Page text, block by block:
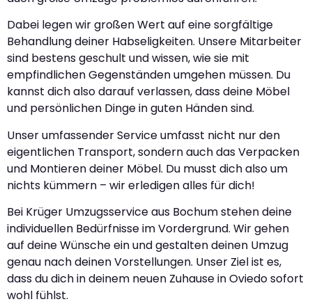
Dabei legen wir großen Wert auf eine sorgfältige
Behandlung deiner Habseligkeiten. Unsere Mitarbeiter
sind bestens geschult und wissen, wie sie mit
empfindlichen Gegenständen umgehen müssen. Du
kannst dich also darauf verlassen, dass deine Möbel
und persönlichen Dinge in guten Händen sind.
Unser umfassender Service umfasst nicht nur den
eigentlichen Transport, sondern auch das Verpacken
und Montieren deiner Möbel. Du musst dich also um
nichts kümmern – wir erledigen alles für dich!
Bei Krüger Umzugsservice aus Bochum stehen deine
individuellen Bedürfnisse im Vordergrund. Wir gehen
auf deine Wünsche ein und gestalten deinen Umzug
genau nach deinen Vorstellungen. Unser Ziel ist es,
dass du dich in deinem neuen Zuhause in Oviedo sofort
wohl fühlst.